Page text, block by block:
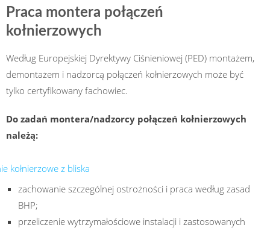
Praca montera połączeń
kołnierzowych
Według Europejskiej Dyrektywy Ciśnieniowej (PED) montażem,
demontażem i nadzorcą połączeń kołnierzowych może być
tylko certyfikowany fachowiec.
Do zadań montera/nadzorcy połączeń kołnierzowych
należą:
zachowanie szczególnej ostrożności i praca według zasad
BHP;
przeliczenie wytrzymałościowe instalacji i zastosowanych